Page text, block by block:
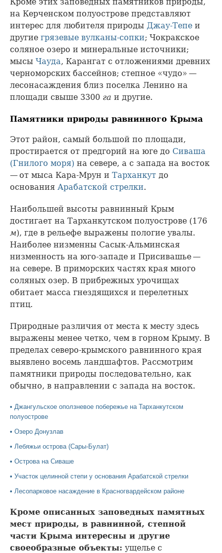
на Керченском полуострове представляют
интерес для любителя природы Джау-Тепе и
другие грязевые вулканы-сопки; Чокракское
соляное озеро и минеральные источники;
мысы Чауда, Карангат с отложениями древних
черноморских бассейнов; степное «чудо» —
лесонасаждения близ поселка Ленино на
площади свыше 3300 га и другие.
Памятники природы равнинного Крыма
Этот район, самый большой по площади,
простирается от предгорий на юге до Сиваша
(Гнилого моря) на севере, а с запада на восток
— от мыса Кара-Мрун и Тарханкут до
основания Арабатской стрелки.
Наибольшей высоты равнинный Крым
достигает на Тарханкутском полуострове (176
м), где в рельефе выражены пологие увалы.
Наиболее низменны Сасык-Альминская
низменность на юго-западе и Присивашье —
на севере. В приморских частях края много
соляных озер. В прибрежных урочищах
обитает масса гнездящихся и перелетных
птиц.
Природные различия от места к месту здесь
выражены менее четко, чем в горном Крыму. В
пределах северо-крымского равнинного края
выявлено восемь ландшафтов. Рассмотрим
памятники природы последовательно, как
обычно, в направлении с запада на восток.
• Джангульское оползневое побережье на Тарханкутском
полуострове
• Озеро Донузлав
• Лебяжьи острова (Сары-Булат)
• Острова на Сиваше
• Участок целинной степи у основания Арабатской стрелки
• Лесопарковое насаждение в Красногвардейском районе
Кроме описанных заповедных памятных
мест природы, в равнинной, степной
части Крыма интересны и другие
своеобразные объекты: ущелье с